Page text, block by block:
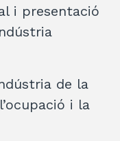
i presentació
de la
i la